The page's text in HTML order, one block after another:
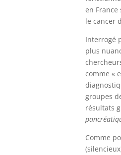
en
le cancer
Interrogé
plus
comme «
groupes
résultats
Comme